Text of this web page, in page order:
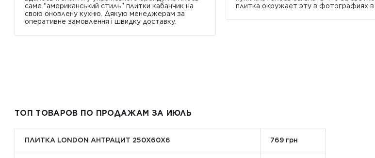
саме "американський стиль" плитки кабанчик на
свою оновлену кухню. Дякую менеджерам за
оперативне замовлення і швидку доставку.
плитка окружает эту в фотографиях
ТОП ТОВАРОВ ПО ПРОДАЖАМ ЗА ИЮЛЬ
ПЛИТКА LONDON АНТРАЦИТ 250Х60Х6 769 грн